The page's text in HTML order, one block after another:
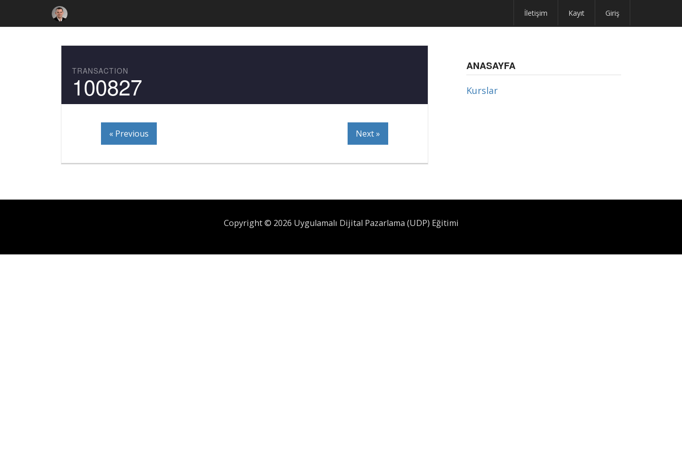
İletişim Kayıt Giriş
TRANSACTION
100827
« Previous Next »
ANASAYFA
Kurslar
Copyright © 2026 Uygulamalı Dijital Pazarlama (UDP) Eğitimi